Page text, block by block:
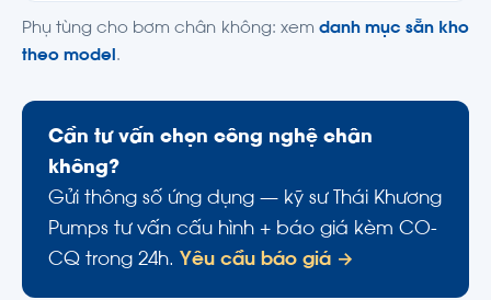
Phụ tùng cho bơm chân không: xem danh mục sẵn kho
theo model.
Cần tư vấn chọn công nghệ chân
không?
Gửi thông số ứng dụng — kỹ sư Thái Khương
Pumps tư vấn cấu hình + báo giá kèm CO-
CQ trong 24h. Yêu cầu báo giá →